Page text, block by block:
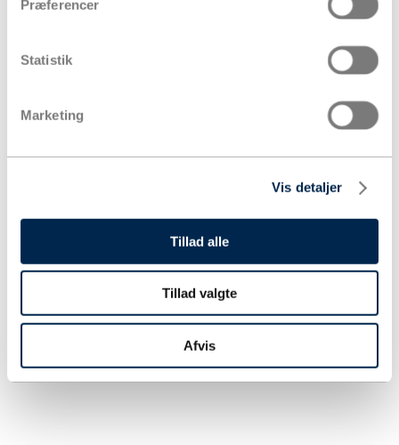
Præferencer
Statistik
Marketing
Vis detaljer
Tillad alle
Tillad valgte
Afvis